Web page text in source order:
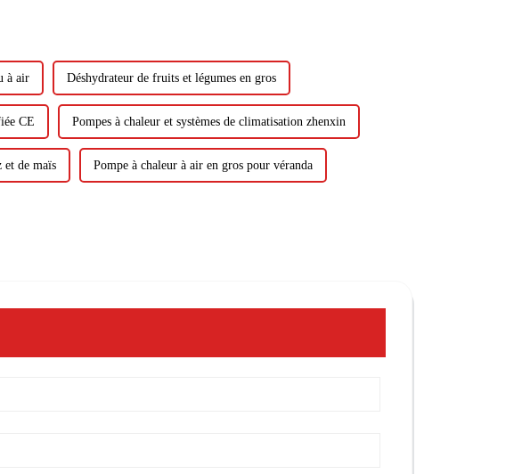
à air Déshydrateur de fruits et légumes en gros
CE Pompes à chaleur et systèmes de climatisation zhenxin
et de maïs Pompe à chaleur à air en gros pour véranda